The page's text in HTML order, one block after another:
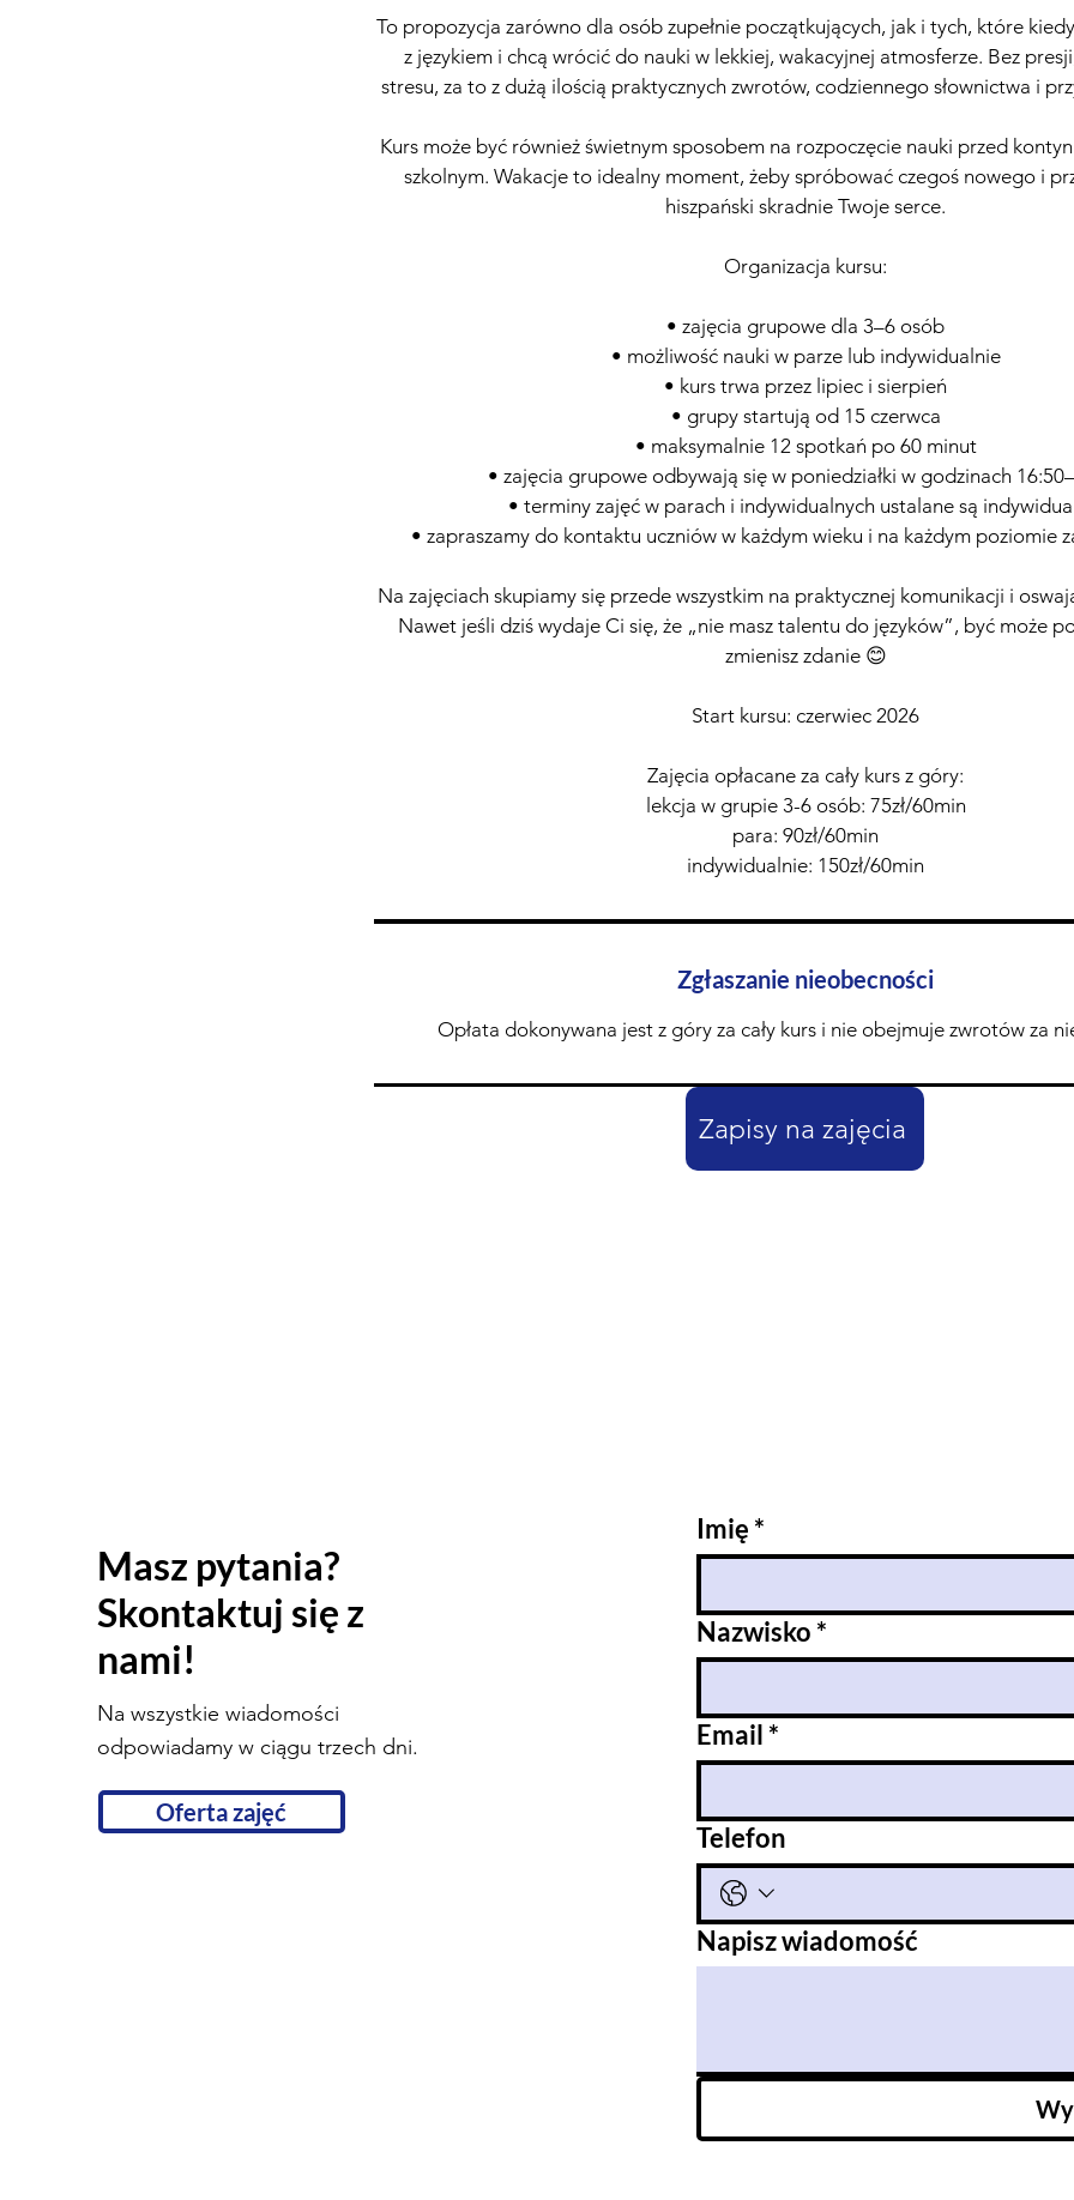
c
z
e
To propozycja zarówno dla osób zupełnie początkujących, jak i tych, które
z językiem i chcą wrócić do nauki w lekkiej, wakacyjnej atmosferze. Bez
stresu, za to z dużą ilością praktycznych zwrotów, codziennego słownictwa i
Kurs może być również świetnym sposobem na rozpoczęcie nauki przed
szkolnym. Wakacje to idealny moment, żeby spróbować czegoś nowego i
hiszpański skradnie Twoje serce.
Organizacja kursu:
• zajęcia grupowe dla 3–6 osób
• możliwość nauki w parze lub indywidualnie
• kurs trwa przez lipiec i sierpień
• grupy startują od 15 czerwca
• maksymalnie 12 spotkań po 60 minut
• zajęcia grupowe odbywają się w poniedziałki w godzinach
• terminy zajęć w parach i indywidualnych ustalane są
• zapraszamy do kontaktu uczniów w każdym wieku i na każdym poziomie
Na zajęciach skupiamy się przede wszystkim na praktycznej komunikacji i
Nawet jeśli dziś wydaje Ci się, że „nie masz talentu do języków”, być może
zmienisz zdanie 😊
Start kursu: czerwiec 2026
Zajęcia opłacane za cały kurs z góry:
lekcja w grupie 3-6 osób: 75zł/60min
para: 90zł/60min
indywidualnie: 150zł/60min
Zgłaszanie nieobecności
Opłata dokonywana jest z góry za cały kurs i nie obejmuje zwrotów za
Zapisy na zajęcia
Masz pytania?
Skontaktuj się z
nami!
Na wszystkie wiadomości
odpowiadamy w ciągu trzech dni.
Oferta zajęć
Imię *
Nazwisko *
Email *
Telefon
Napisz wiadomość